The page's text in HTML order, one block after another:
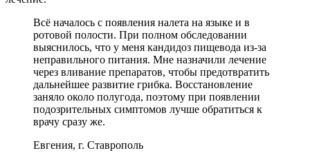
Всё началось с появления налета на языке и в
ротовой полости. При полном обследовании
выяснилось, что у меня кандидоз пищевода из-за
неправильного питания. Мне назначили лечение
через вливание препаратов, чтобы предотвратить
дальнейшее развитие грибка. Восстановление
заняло около полугода, поэтому при появлении
подозрительных симптомов лучше обратиться к
врачу сразу же.
Евгения, г. Ставрополь